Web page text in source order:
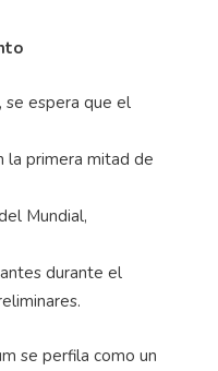
se espera que el
la primera mitad de
Mundial,
durante el
se perfila como un